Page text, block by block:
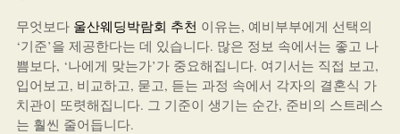
무엇보다 울산웨딩박람회 추천 이유는, 예비부부에게 선택의
‘기준’을 제공한다는 데 있습니다. 많은 정보 속에서는 좋고 나
쁨보다, ‘나에게 맞는가’가 중요해집니다. 여기서는 직접 보고,
입어보고, 비교하고, 묻고, 듣는 과정 속에서 각자의 결혼식 가
치관이 또렷해집니다. 그 기준이 생기는 순간, 준비의 스트레스
는 훨씬 줄어듭니다.